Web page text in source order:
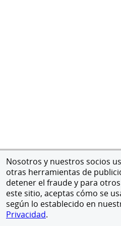
Nosotros y nuestros socios
otras herramientas de
detener el fraude y para
este sitio, aceptas cómo se
según lo establecido en
Privacidad.